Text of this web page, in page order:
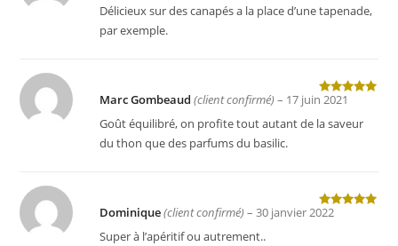
5
Délicieux sur des canapés a la place d’une tapenade,
par exemple.
Note5
5
Marc Gombeaud(client confirmé) – 17 juin 2021
Goût équilibré, on profite tout autant de la saveur
du thon que des parfums du basilic.
Note
Dominique(client confirmé) – 30 janvier 2022
Super à l’apéritif ou autrement..